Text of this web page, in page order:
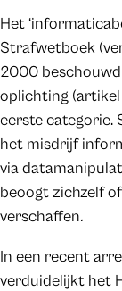
Het
Strafwetboek
2000
oplichting
eerste categorie.
het misdrijf
via
beoogt zichzelf
verschaffen.
In een recent
verduidelijkt het